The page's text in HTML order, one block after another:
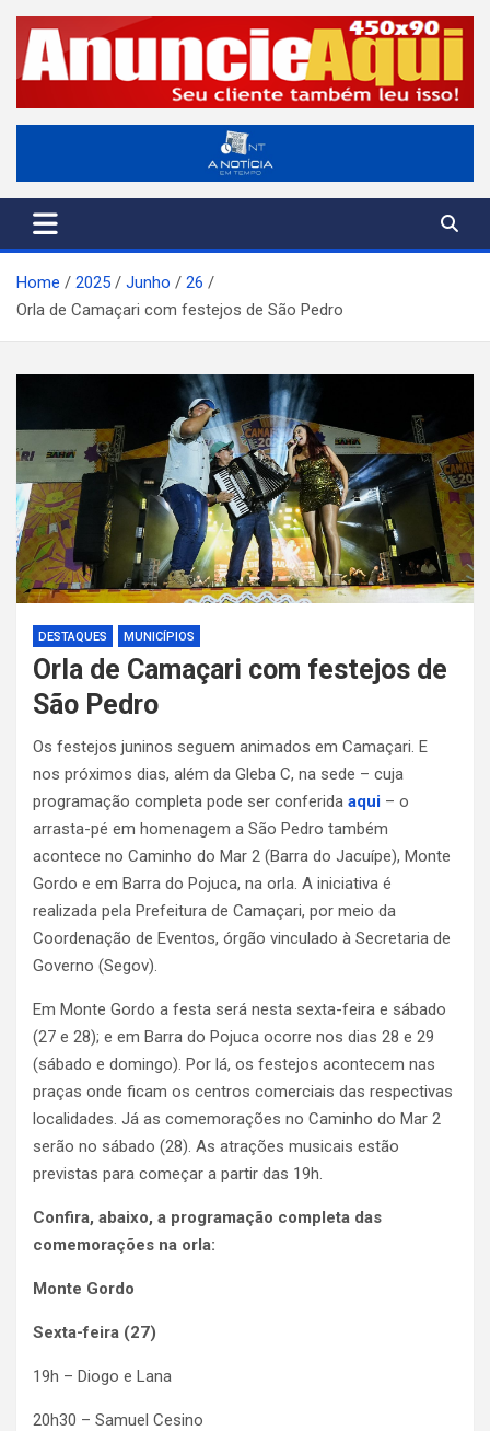
Skip
content
A Notícia em Tempo
ANT-Informação o Tempo Todo
Home 2025 Junho
26
Orla de Camaçari com festejos de São Pedro
DESTAQUES MUNICÍPIOS
Orla de Camaçari com festejos de
São Pedro
Os festejos juninos seguem animados em Camaçari. E
nos próximos dias, além da Gleba C, na sede – cuja
programação completa pode ser conferida aqui – o
arrasta-pé em homenagem a São Pedro também
acontece no Caminho do Mar 2 (Barra do Jacuípe), Monte
Gordo e em Barra do Pojuca, na orla. A iniciativa é
realizada pela Prefeitura de Camaçari, por meio da
Coordenação de Eventos, órgão vinculado à Secretaria de
Governo (Segov).
Em Monte Gordo a festa será nesta sexta-feira e sábado
(27 e 28); e em Barra do Pojuca ocorre nos dias 28 e 29
(sábado e domingo). Por lá, os festejos acontecem nas
praças onde ficam os centros comerciais das respectivas
localidades. Já as comemorações no Caminho do Mar 2
serão no sábado (28). As atrações musicais estão
previstas para começar a partir das 19h.
Confira, abaixo, a programação completa das
comemorações na orla:
Monte Gordo
Sexta-feira (27)
19h – Diogo e Lana
20h30 – Samuel Cesino